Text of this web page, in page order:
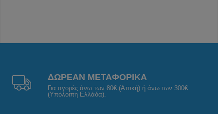
ΔΩΡΕΑΝ ΜΕΤΑΦΟΡΙΚΑ
Για αγορές άνω των 80€ (Αττική) ή άνω των 300€
(Υπόλοιπη Ελλάδα).